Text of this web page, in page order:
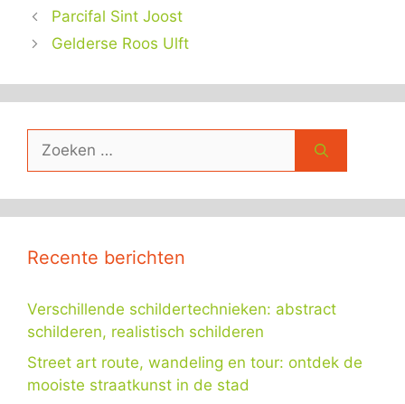
Parcifal Sint Joost
Gelderse Roos Ulft
Zoek
Recente berichten
Verschillende schildertechnieken: abstract
schilderen, realistisch schilderen
Street art route, wandeling en tour: ontdek de
mooiste straatkunst in de stad